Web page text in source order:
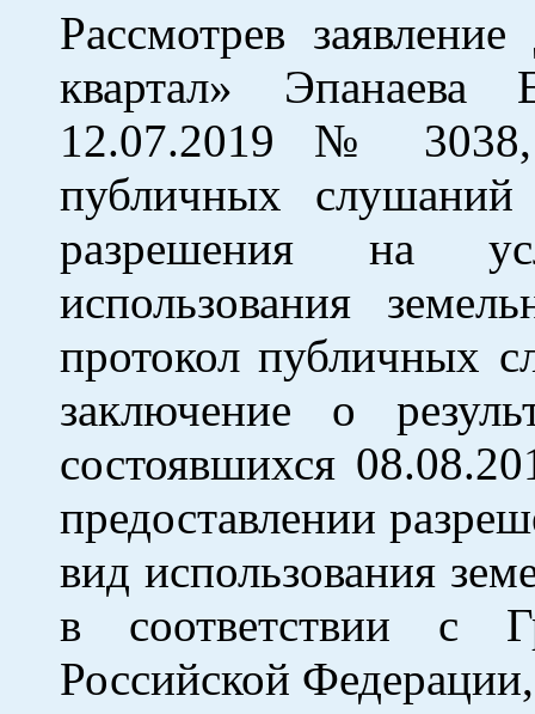
Рассмотрев
квартал» Эпанаева
12.07.2019 № 3038,
публичных слушаний
разрешения на
использования
протокол публичных
заключение о
состоявшихся
предоставлении
вид использования
в соответствии с
Российской